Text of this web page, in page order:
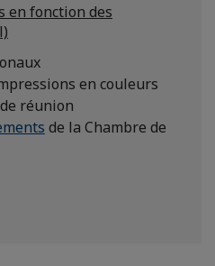
en fonction des
en couleurs
réunion
de la Chambre de